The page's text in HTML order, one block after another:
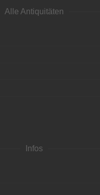
Alle Antiquitäten
Infos